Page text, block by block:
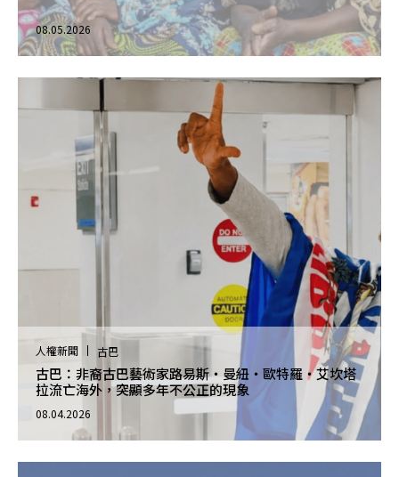
08.05.2026
人權新聞 古巴
古巴：非裔古巴藝術家路易斯・曼紐・歐特羅・艾坎塔
拉流亡海外，突顯多年不公正的現象
08.04.2026